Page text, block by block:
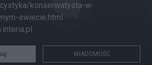
konserwatysta-w-
swiecie.html
WIADOMOŚĆ